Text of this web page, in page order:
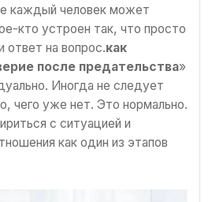
каждый человек может
кто устроен так, что просто
ответ на вопрос.как
после предательства»
Иногда не следует
чего уже нет. Это нормально.
с ситуацией и
как один из этапов